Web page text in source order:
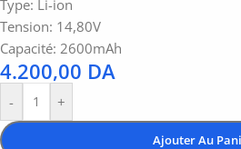
Type: Li-ion
Tension: 14,80V
Capacité: 2600mAh
4.200,00 DA
- +
Ajouter Au